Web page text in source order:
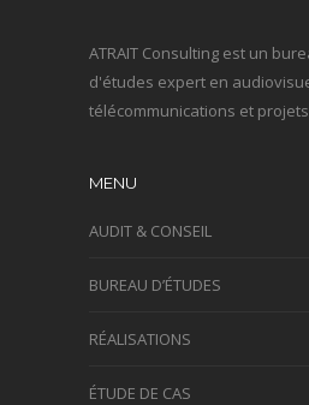
ATRAIT Consulting est un
d'études expert en
télécommunications et
MENU
AUDIT & CONSEIL
BUREAU D’ÉTUDES
RÉALISATIONS
ÉTUDE DE CAS